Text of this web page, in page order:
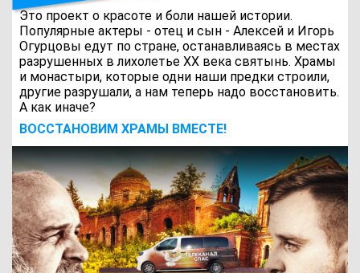
Это проект о красоте и боли нашей истории.
Популярные актеры - отец и сын - Алексей и Игорь
Огурцовы едут по стране, останавливаясь в местах
разрушенных в лихолетье ХХ века святынь. Храмы
и монастыри, которые одни наши предки строили,
другие разрушали, а нам теперь надо восстановить.
А как иначе?
ВОCСТАНОВИМ ХРАМЫ ВМЕСТЕ!